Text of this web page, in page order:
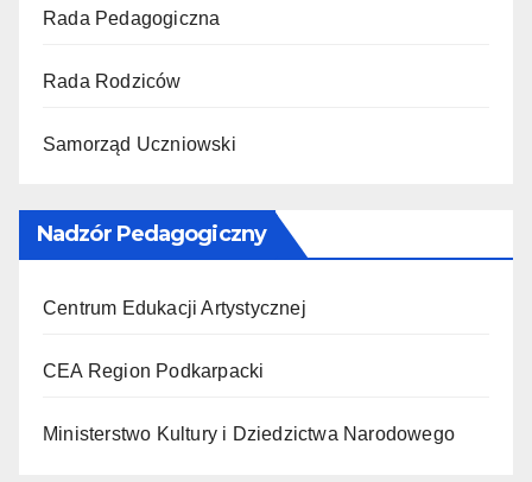
Rada Pedagogiczna
Rada Rodziców
Samorząd Uczniowski
Nadzór Pedagogiczny
Centrum Edukacji Artystycznej
CEA Region Podkarpacki
Ministerstwo Kultury i Dziedzictwa Narodowego